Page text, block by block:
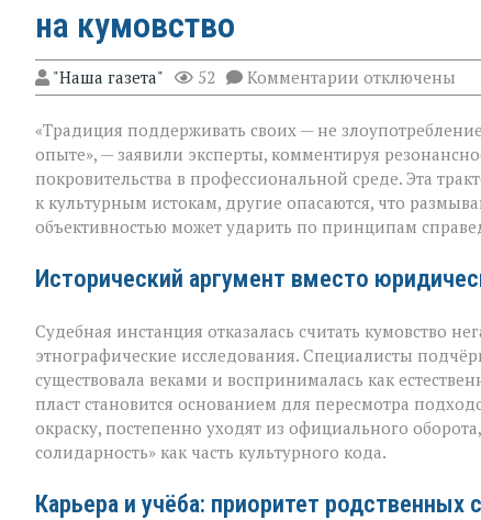
на кумовство
"Наша газета" 52 Комментарии к
записи
не
только
опора,
но
и
пропуск?» — о
на
отключены
«Традиция поддерживать своих — не
опыте», — заявили эксперты, комментируя
покровительства в профессиональной среде. Эта
к культурным истокам, другие опасаются, что
объективностью может ударить по принципам
Исторический аргумент вместо
Судебная инстанция отказалась считать кумовство
этнографические исследования. Специалисты
существовала веками и воспринималась как
пласт становится основанием для пересмотра
окраску, постепенно уходят из официального
солидарность» как часть культурного кода.
Карьера и учёба: приоритет родственных